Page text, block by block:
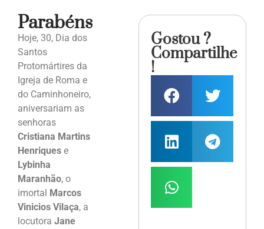
Parabéns
Hoje, 30, Dia dos
Santos
Protomártires da
Igreja de Roma e
do Caminhoneiro,
aniversariam as
senhoras
Cristiana Martins
Henriques e
Lybinha
Maranhão, o
imortal
Marcos
Vinicios Vilaça, a
locutora Jane
Gostou ?
Compartilhe
!